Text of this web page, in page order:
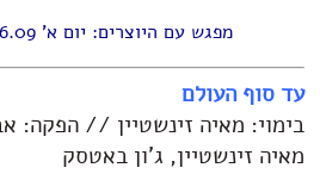
מפגש עם היוצרים: יום א' 06.09 בשעה 21:00
עד סוף העולם
בימוי: מאיה זינשטיין // הפקה:
מאיה זינשטיין, ג'ון באטסק